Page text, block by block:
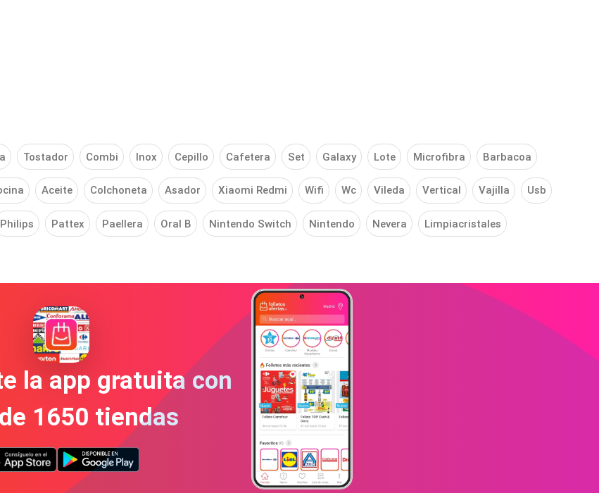
Tostador Combi Inox Cepillo Cafetera Set Galaxy Lote Microfibra Barbacoa
Aceite Colchoneta Asador Xiaomi Redmi Wifi Wc Vileda Vertical Vajilla Usb
Philips Pattex Paellera Oral B Nintendo Switch Nintendo Nevera Limpiacristales
la app gratuita con
1650 tiendas